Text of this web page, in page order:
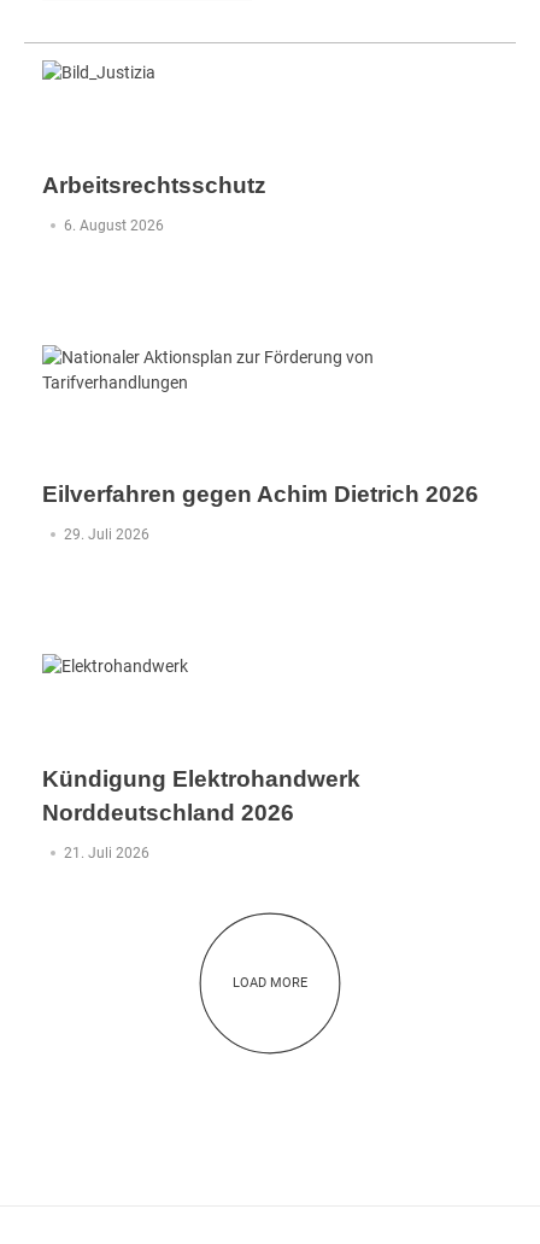
Arbeitsrechtsschutz
6. August 2026
Eilverfahren gegen Achim Dietrich 2026
29. Juli 2026
Kündigung Elektrohandwerk
Norddeutschland 2026
21. Juli 2026
LOAD MORE